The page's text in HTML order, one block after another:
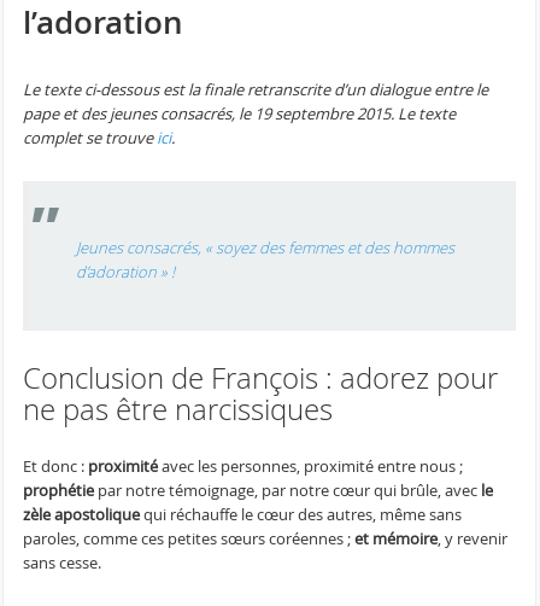
l’adoration
Le texte ci-dessous est la finale retranscrite d’un dialogue entre le
pape et des jeunes consacrés, le 19 septembre 2015. Le texte
complet se trouveici.
Jeunes consacrés, « soyez des femmes et des hommes
d’adoration » !
Conclusion de François : adorez pour
ne pas être narcissiques
Et donc : proximitéavec les personnes, proximité entre nous ;
prophétiepar notre témoignage, par notre cœur qui brûle, avec le
zèle apostoliquequi réchauffe le cœur des autres, même sans
paroles, comme ces petites sœurs coréennes ;et mémoire, y revenir
sans cesse.